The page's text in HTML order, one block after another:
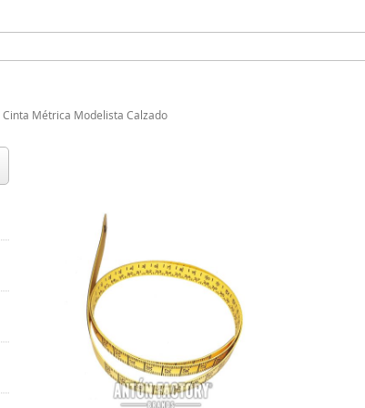
Cinta Métrica Modelista Calzado